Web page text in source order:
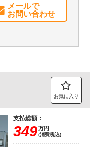
メールで
お問い合わせ
お気に入り
支払総額：
349万円
(消費税込)